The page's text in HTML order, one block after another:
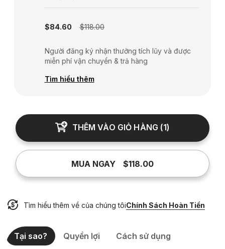
$84.60 $118.00
Người đăng ký nhận thưởng tích lũy và được
miễn phí vận chuyển & trả hàng
Tìm hiểu thêm
THÊM VÀO GIỎ HÀNG (1)
MUA NGAY $118.00
Tìm hiểu thêm về của chúng tôiChính Sách Hoàn Tiền
Tại sao? Quyền lợi
Cách sử dụng